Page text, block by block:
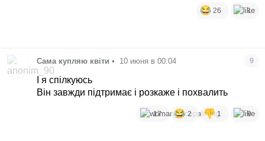
26 1
Сама купляю квіти • 10 июня в 00:04 9
І я спілкуюсь
Він завжди підтримає і розкаже і похвалить
17 2 1 9